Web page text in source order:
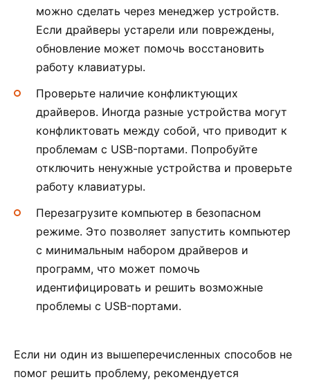
можно сделать через менеджер устройств.
Если драйверы устарели или повреждены,
обновление может помочь восстановить
работу клавиатуры.
Проверьте наличие конфликтующих
драйверов. Иногда разные устройства могут
конфликтовать между собой, что приводит к
проблемам с USB-портами. Попробуйте
отключить ненужные устройства и проверьте
работу клавиатуры.
Перезагрузите компьютер в безопасном
режиме. Это позволяет запустить компьютер
с минимальным набором драйверов и
программ, что может помочь
идентифицировать и решить возможные
проблемы с USB-портами.
Если ни один из вышеперечисленных способов не
помог решить проблему, рекомендуется